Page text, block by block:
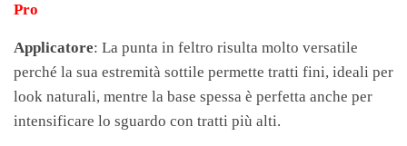
Pro
Applicatore: La punta in feltro risulta molto versatile
perché la sua estremità sottile permette tratti fini, ideali per
look naturali, mentre la base spessa è perfetta anche per
intensificare lo sguardo con tratti più alti.